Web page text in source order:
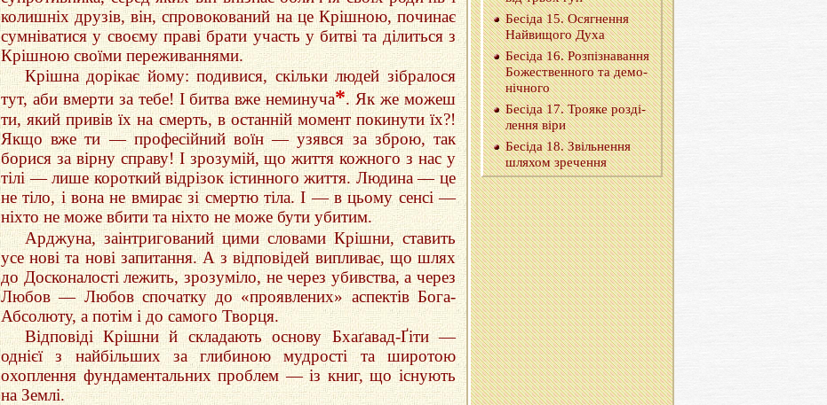
колишніх друзів, він, спровокований на це Крішною, починає
сумніватися у своєму праві брати участь у битві та ділиться з
Крішною своїми переживаннями.
Крішна дорікає йому: подивися, скільки людей зібралося
тут, аби вмерти за тебе! І битва вже неминуча*. Як же можеш
ти, який привів їх на смерть, в останній момент покинути їх?!
Якщо вже ти — професійний воїн — узявся за зброю, так
борися за вірну справу! І зрозумій, що життя кожного з нас у
тілі — лише короткий відрізок істинного життя. Людина — це
не тіло, і вона не вмирає зі смертю тіла. І — в цьому сенсі —
ніхто не може вбити та ніхто не може бути убитим.
Арджуна, заінтригований цими словами Крішни, ставить
усе нові та нові запитання. А з відповідей випливає, що шлях
до Досконалості лежить, зрозуміло, не через убивства, а через
Любов — Любов спочатку до «проявлених» аспектів Бога-
Абсолюту, а потім і до самого Творця.
Відповіді Крішни й складають основу Бхаґавад-Ґіти —
однієї з найбільших за глибиною мудрості та широтою
охоплення фундаментальних проблем — із книг, що існують
на Землі.
Бе­сі­да 15. Ося­гне­н­ня
Най­ви­що­го Духа
Бе­сі­да 16. Роз­пі­зна­ва­н­ня
Бо­же­ствен­но­го та де­мо­
ні­чно­го
Бе­сі­да 17. Тро­я­ке роз­ді­
ле­н­ня віри
Бе­сі­да 18. Звіль­не­н­ня
шля­хом зре­че­н­ня